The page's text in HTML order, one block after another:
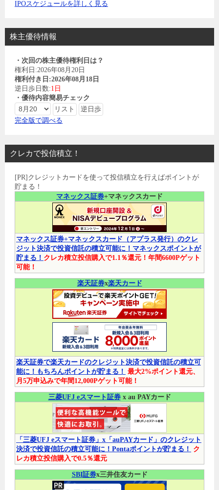
IPOスケジュールを詳しく見る
株主優待情報
・次回の株主優待権利日は？
権利日:2026年08月20日
権利付き日:2026年08月18日
逆日歩日数:1日
・優待内容簡易チェック
完全版で調べる
クレカで投信積立！
[PR]クレジットカードを使って投信積立を行えばポイントが
貯まる！
マネックス証券+マネックスカード
マネックス証券+マネックスカード（アプラス発行）のクレ
ジット決済で投資信託の積立可能に！マネックスポイントが
貯まる！ クレカ積立投信購入で1.1％還元！年間6600Pゲット
可能！
楽天証券x楽天カード
楽天証券で楽天カードのクレジット決済で投資信託の積立可
能に！もちろんポイントが貯まる！ 最大2%ポイント還元、
月5万申込みで年間12,000Pゲット可能！
三菱UFJ eスマート証券x au PAYカード
「三菱UFJ eスマート証券」x「auPAYカード」のクレジット
決済で投資信託の積立可能に！Pontaポイントが貯まる！
ク
レカ積立投信購入で0.5％還元
SBI証券x三井住友カード